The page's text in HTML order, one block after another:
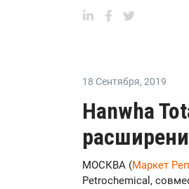
18 Сентября, 2019
Hanwha
МОСКВА (Маркет
Petrochemical,